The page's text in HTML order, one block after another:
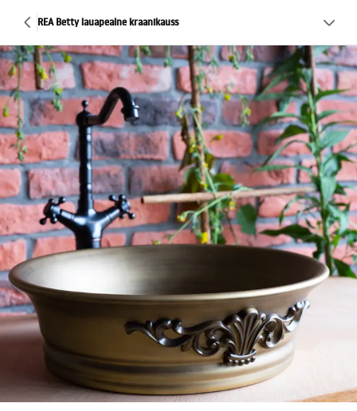
REA Betty lauapealne kraanikauss